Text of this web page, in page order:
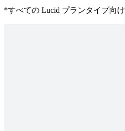
*すべての Lucid プランタイプ向け